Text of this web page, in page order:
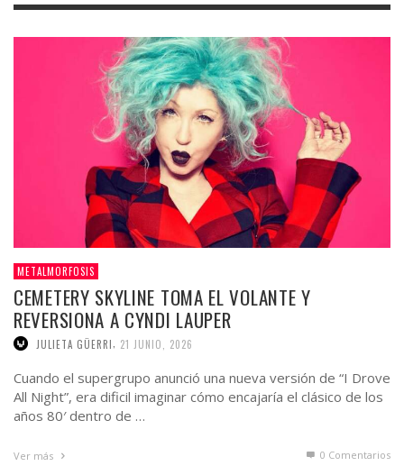
METALMORFOSIS
CEMETERY SKYLINE TOMA EL VOLANTE Y
REVERSIONA A CYNDI LAUPER
JULIETA GÜERRI 21 JUNIO, 2026
Cuando el supergrupo anunció una nueva versión de “I Drove
All Night”, era dificil imaginar cómo encajaría el clásico de los
años 80′ dentro de …
Ver más 0 Comentarios